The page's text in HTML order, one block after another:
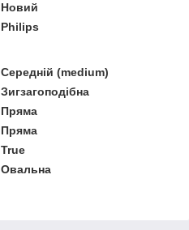
Новий
Philips
Середній (medium)
Зигзагоподібна
Пряма
Пряма
True
Овальна